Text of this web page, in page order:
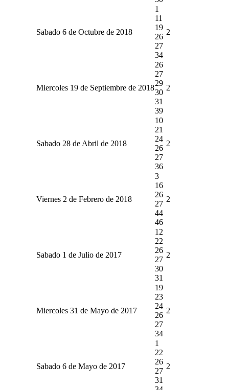
Sabado 6 de Octubre de 2018
1
11
19
26
27
34
2
Miercoles 19 de Septiembre de 2018
26
27
29
30
31
39
2
Sabado 28 de Abril de 2018
10
21
24
26
27
36
2
Viernes 2 de Febrero de 2018
3
16
26
27
44
46
2
Sabado 1 de Julio de 2017
12
22
26
27
30
31
2
Miercoles 31 de Mayo de 2017
19
23
24
26
27
34
2
Sabado 6 de Mayo de 2017
1
22
26
27
31
2